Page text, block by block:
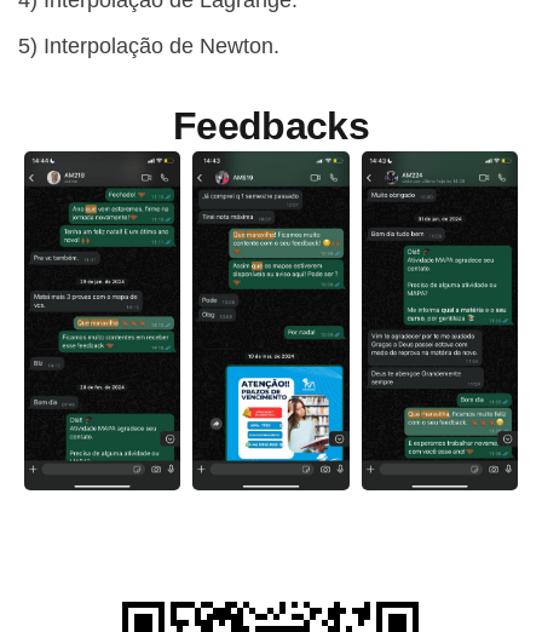
5) Interpolação de Newton.
Feedbacks